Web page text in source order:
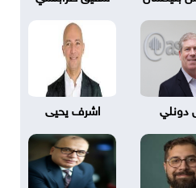
دونلي اشرف يحيى